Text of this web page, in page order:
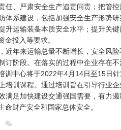
任、严肃安全生产追责问责；把管
体系建设，包括加强安全生产形势
升运输装备本质安全水平；提升关
金投入等要求。
近年来运输总量不断增长，安全风
订阶段。在落实的过程中企业存在
训中心将于2022年4月14日至15日
培训课程。通过培训旨在引导行业
满足加快建设交通强国需要，有力
财产安全和国家总体安全。